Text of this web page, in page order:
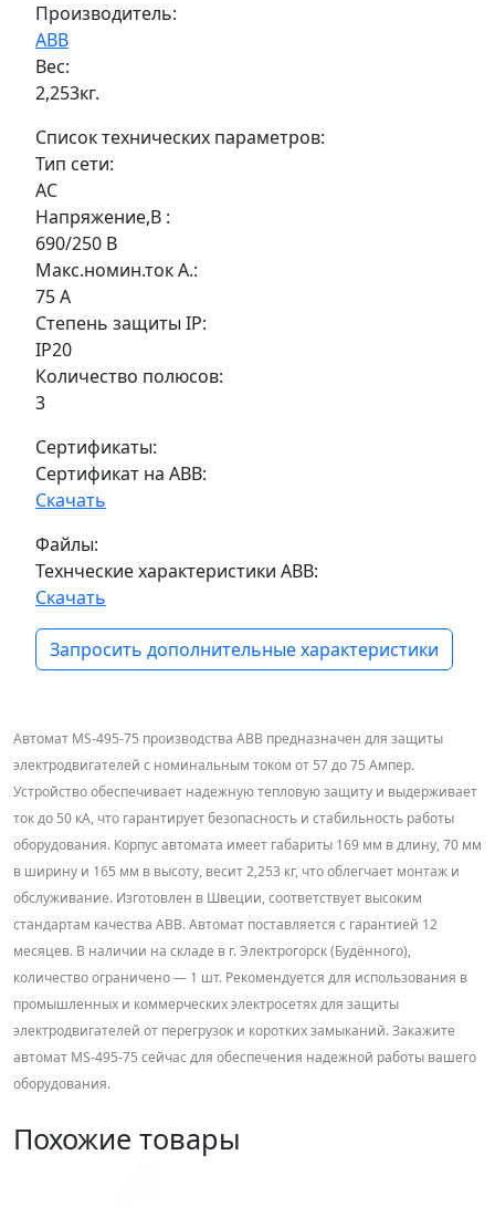
Производитель:
ABB
Вес:
2,253кг.
Список технических параметров:
Тип сети:
AC
Напряжение,В :
690/250 В
Макс.номин.ток А.:
75 А
Степень защиты IP:
IP20
Количество полюсов:
3
Сертификаты:
Сертификат на ABB:
Скачать
Файлы:
Технческие характеристики ABB:
Скачать
Запросить дополнительные характеристики
Автомат MS-495-75 производства ABB предназначен для защиты
электродвигателей с номинальным током от 57 до 75 Ампер.
Устройство обеспечивает надежную тепловую защиту и выдерживает
ток до 50 кА, что гарантирует безопасность и стабильность работы
оборудования. Корпус автомата имеет габариты 169 мм в длину, 70 мм
в ширину и 165 мм в высоту, весит 2,253 кг, что облегчает монтаж и
обслуживание. Изготовлен в Швеции, соответствует высоким
стандартам качества ABB. Автомат поставляется с гарантией 12
месяцев. В наличии на складе в г. Электрогорск (Будённого),
количество ограничено — 1 шт. Рекомендуется для использования в
промышленных и коммерческих электросетях для защиты
электродвигателей от перегрузок и коротких замыканий. Закажите
автомат MS-495-75 сейчас для обеспечения надежной работы вашего
оборудования.
Похожие товары